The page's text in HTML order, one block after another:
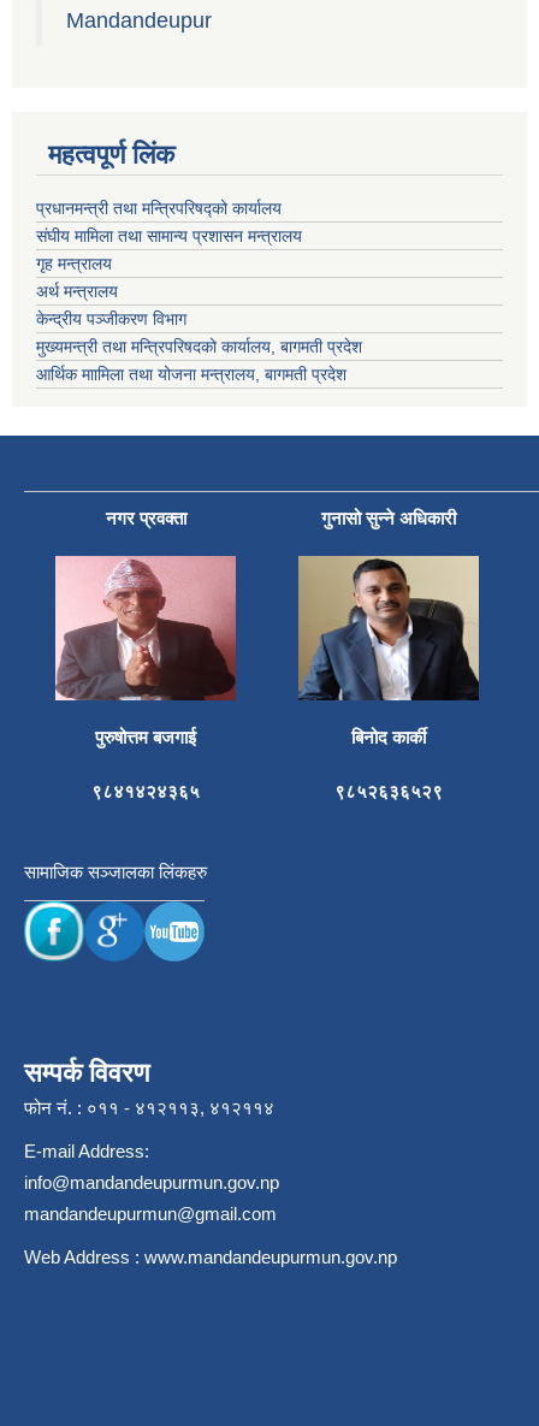
Mandandeupur
महत्वपूर्ण लिंक
प्रधानमन्त्री तथा मन्त्रिपरिषद्को कार्यालय
संघीय मामिला तथा सामान्य प्रशासन मन्त्रालय
गृह मन्त्रालय
अर्थ मन्त्रालय
केन्द्रीय पञ्जीकरण विभाग
मुख्यमन्त्री तथा मन्त्रिपरिषदको कार्यालय, बागमती प्रदेश
आर्थिक माामिला तथा योजना मन्त्रालय, बागमती प्रदेश
नगर प्रवक्ता गुनासो सुन्ने अधिकारी
पुरुषोत्तम बजगाई बिनोद कार्की
९८४१४२४३६५ ९८५२६३६५२९
सामाजिक सञ्जालका लिंकहरु
सम्पर्क विवरण
फोन नं. : ०११ - ४१२११३, ४१२११४
E-mail Address:
info@mandandeupurmun.gov.np
mandandeupurmun@gmail.com
Web Address : www.mandandeupurmun.gov.np